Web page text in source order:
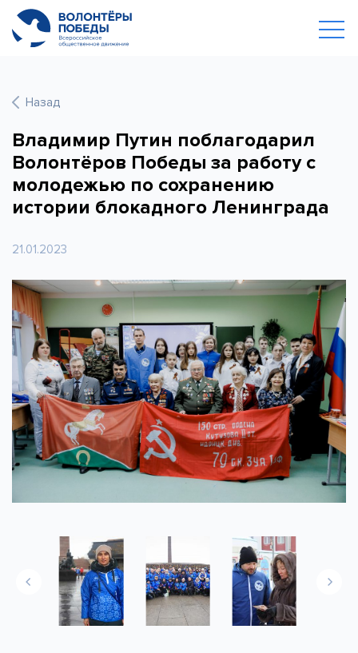
Назад
Владимир Путин поблагодарил
Волонтёров Победы за работу с
молодежью по сохранению
истории блокадного Ленинграда
21.01.2023